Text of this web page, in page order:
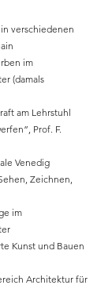
verschiedenen
im
(damals
am Lehrstuhl
Prof. F.
Venedig
Zeichnen,
im
Kunst und Bauen
Architektur für